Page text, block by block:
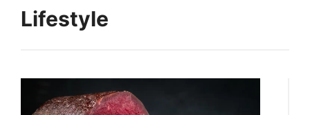
Lifestyle